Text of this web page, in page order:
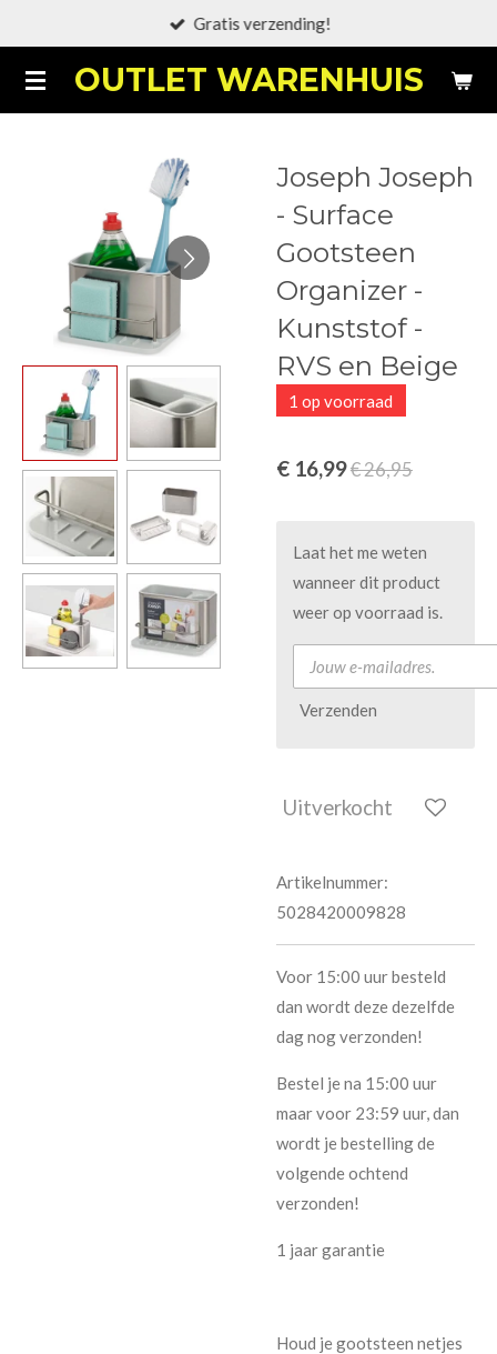
naar
de
OUTLET WARENHUIS
Gratis verzending!
Joseph Joseph
- Surface
Gootsteen
Organizer -
Kunststof -
RVS en Beige
1 op voorraad
€ 16,99€ 26,95
Laat het me weten
wanneer dit product
weer op voorraad is.
Verzenden
Uitverkocht
Artikelnummer:
5028420009828
Voor 15:00 uur besteld
dan wordt deze dezelfde
dag nog verzonden!
Bestel je na 15:00 uur
maar voor 23:59 uur, dan
wordt je bestelling de
volgende ochtend
verzonden!
1 jaar garantie
Houd je gootsteen netjes